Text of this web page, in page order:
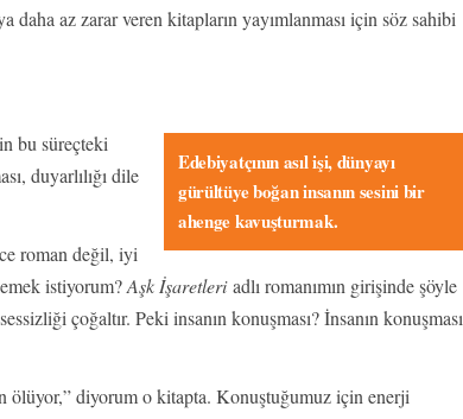
az zarar veren kitapların yayımlanması için söz sahibi
Edebiyatçının asıl işi, dünyayı
gürültüye boğan insanın sesini bir
ahenge kavuşturmak.
bu süreçteki
duyarlılığı dile
roman değil, iyi
istiyorum?Aşk İşaretleriadlı romanımın girişinde şöyle
çoğaltır. Peki insanın konuşması? İnsanın konuşması
ölüyor,” diyorum o kitapta. Konuştuğumuz için enerji